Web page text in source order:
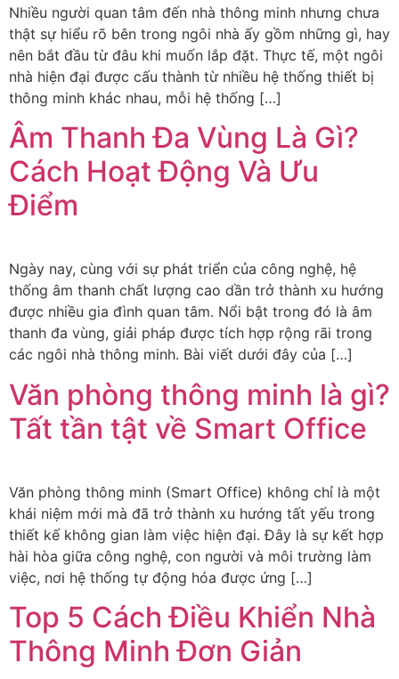
Nhiều người quan tâm đến nhà thông minh nhưng chưa
thật sự hiểu rõ bên trong ngôi nhà ấy gồm những gì, hay
nên bắt đầu từ đâu khi muốn lắp đặt. Thực tế, một ngôi
nhà hiện đại được cấu thành từ nhiều hệ thống thiết bị
thông minh khác nhau, mỗi hệ thống […]
Âm Thanh Đa Vùng Là Gì?
Cách Hoạt Động Và Ưu
Điểm
Ngày nay, cùng với sự phát triển của công nghệ, hệ
thống âm thanh chất lượng cao dần trở thành xu hướng
được nhiều gia đình quan tâm. Nổi bật trong đó là âm
thanh đa vùng, giải pháp được tích hợp rộng rãi trong
các ngôi nhà thông minh. Bài viết dưới đây của […]
Văn phòng thông minh là gì?
Tất tần tật về Smart Office
Văn phòng thông minh (Smart Office) không chỉ là một
khái niệm mới mà đã trở thành xu hướng tất yếu trong
thiết kế không gian làm việc hiện đại. Đây là sự kết hợp
hài hòa giữa công nghệ, con người và môi trường làm
việc, nơi hệ thống tự động hóa được ứng […]
Top 5 Cách Điều Khiển Nhà
Thông Minh Đơn Giản